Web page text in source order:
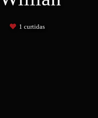
1 curtidas